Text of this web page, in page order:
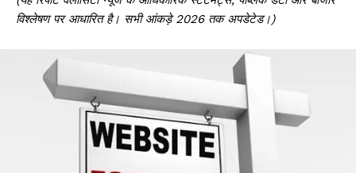
विश्लेषण पर आधारित है। सभी आंकड़े 2026 तक अपडेटेड।)